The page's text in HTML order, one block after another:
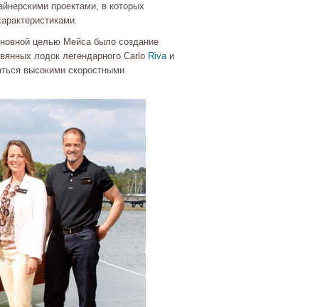
проектами, в которых
целью Мейса было создание
лодок легендарного Carlo Rivaи
высокими скоростными